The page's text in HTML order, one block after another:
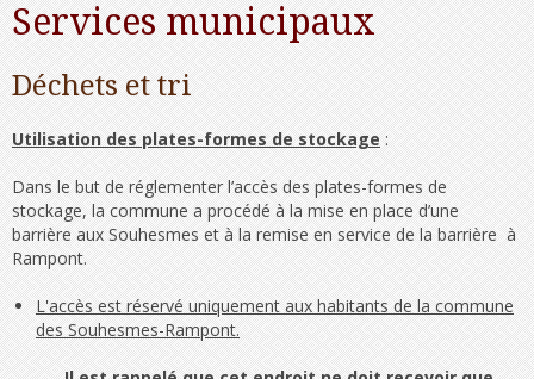
Services municipaux
Déchets et tri
Utilisation des plates-formes de stockage:
Dans le but de réglementer l’accès des plates-formes de
stockage, la commune a procédé à la mise en place d’une
barrière aux Souhesmes et à la remise en service de la barrière à
Rampont.
L'accès est réservé uniquement aux habitants de la commune
des Souhesmes-Rampont.